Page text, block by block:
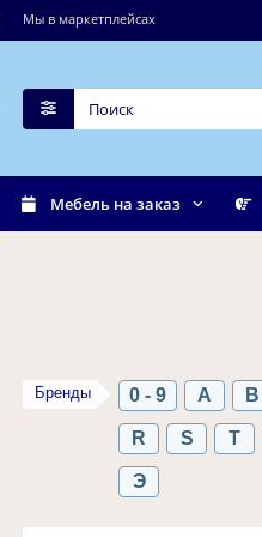
Мы в маркетплейсах
Мебель на заказ
Бренды 0 - 9 A B
R S T
Э